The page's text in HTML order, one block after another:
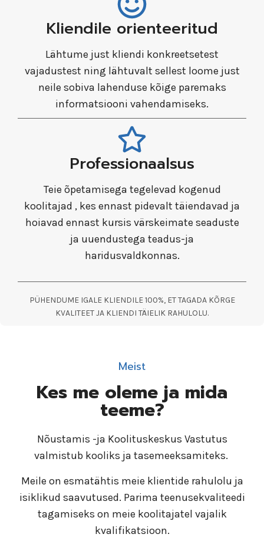
Kliendile orienteeritud
Lähtume just kliendi konkreetsetest
vajadustest ning lähtuvalt sellest loome just
neile sobiva lahenduse kõige paremaks
informatsiooni vahendamiseks.
Professionaalsus
Teie õpetamisega tegelevad kogenud
koolitajad , kes ennast pidevalt täiendavad ja
hoiavad ennast kursis värskeimate seaduste
ja uuendustega teadus-ja
haridusvaldkonnas.
PÜHENDUME IGALE KLIENDILE 100%, ET TAGADA KÕRGE
KVALITEET JA KLIENDI TÄIELIK RAHULOLU.
Meist
Kes me oleme ja mida
teeme?
Nõustamis -ja Koolituskeskus Vastutus
valmistub kooliks ja tasemeeksamiteks.
Meile on esmatähtis meie klientide rahulolu ja
isiklikud saavutused. Parima teenusekvaliteedi
tagamiseks on meie koolitajatel vajalik
kvalifikatsioon.